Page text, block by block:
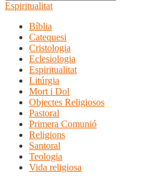
Espiritualitat
Bíblia
Catequesi
Cristologia
Eclesiologia
Espiritualitat
Litúrgia
Mort i Dol
Objectes Religiosos
Pastoral
Primera Comunió
Religions
Santoral
Teologia
Vida religiosa